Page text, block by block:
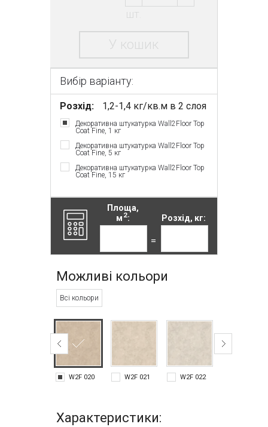
шт.
У кошик
Вибір варіанту:
Розхід: 1,2-1,4 кг/кв.м в 2 слоя
Декоративна штукатурка Wall2Floor Top
Coat Fine, 1 кг
Декоративна штукатурка Wall2Floor Top
Coat Fine, 5 кг
Декоративна штукатурка Wall2Floor Top
Coat Fine, 15 кг
Площа,
м 2:
=
Розхід, кг:
Можливі кольори
Всі кольори
W2F 020 W2F 021 W2F 022
Характеристики: